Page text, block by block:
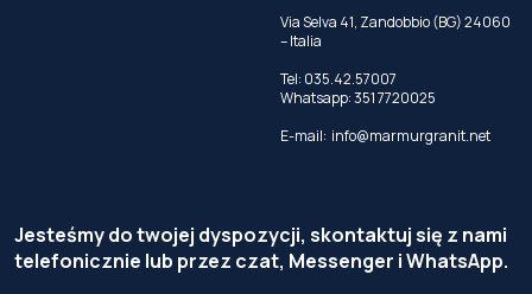
Via Selva 41, Zandobbio (BG) 24060
– Italia
Tel: 035.42.57007
Whatsapp:351 7720025
E-mail: info@marmurgranit.net
Jesteśmy do twojej dyspozycji, skontaktuj się z nami
telefonicznie lub przez czat, Messenger i WhatsApp.